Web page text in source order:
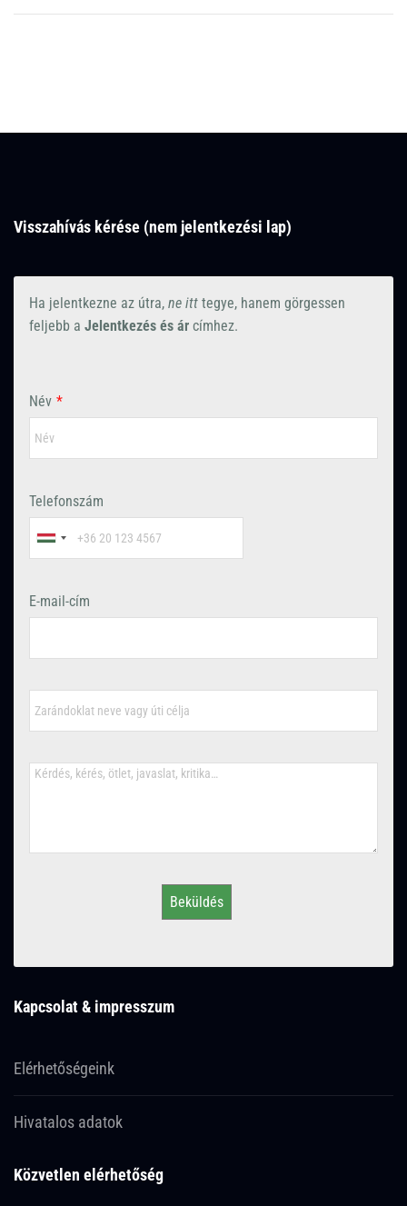
Visszahívás kérése (nem jelentkezési lap)
Ha jelentkezne az útra, ne itt tegye, hanem görgessen
feljebb a Jelentkezés és ár címhez.
Név *
Telefonszám
E-mail-cím
Beküldés
Kapcsolat & impresszum
Elérhetőségeink
Hivatalos adatok
Közvetlen elérhetőség